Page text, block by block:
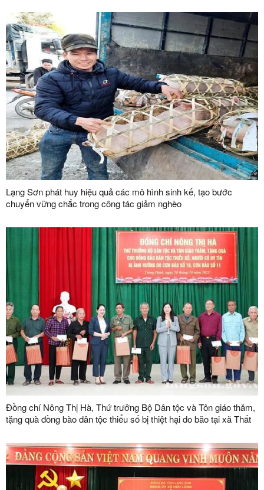
Lạng Sơn phát huy hiệu quả các mô hình sinh kế, tạo bước
chuyển vững chắc trong công tác giảm nghèo
Đồng chí Nông Thị Hà, Thứ trưởng Bộ Dân tộc và Tôn giáo thăm,
tặng quà đồng bào dân tộc thiểu số bị thiệt hại do bão tại xã Thất